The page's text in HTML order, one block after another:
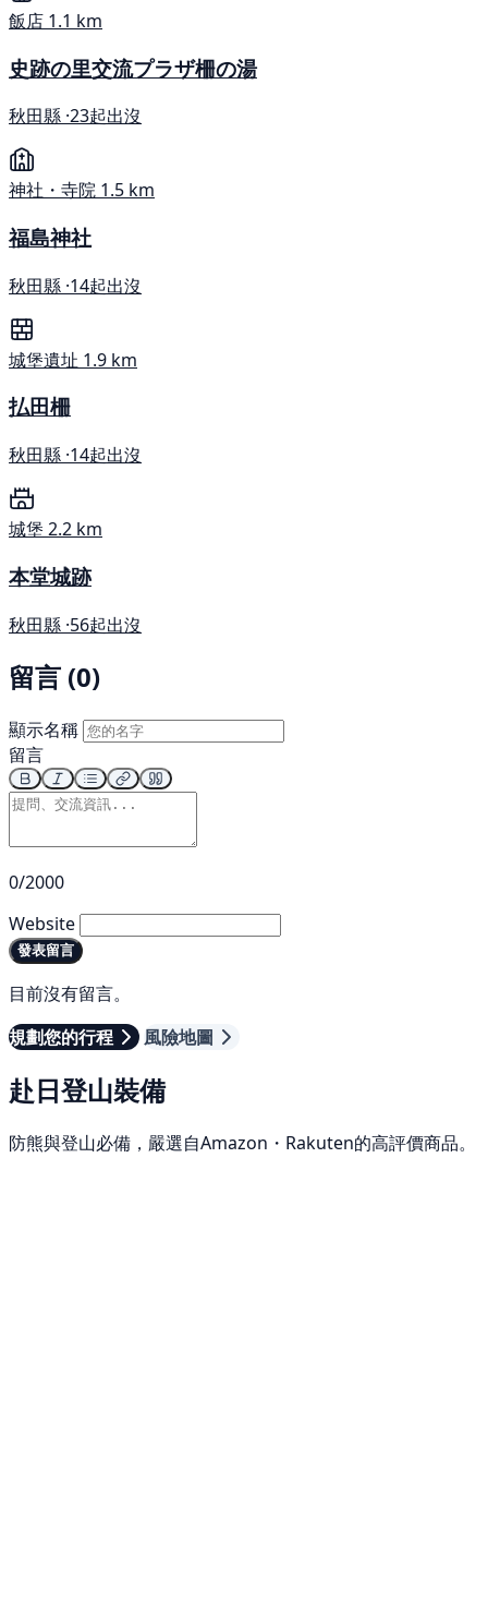
飯店 1.1 km
史跡の里交流プラザ柵の湯
秋田縣 ·23起出沒
神社・寺院 1.5 km
福島神社
秋田縣 ·14起出沒
城堡遺址 1.9 km
払田柵
秋田縣 ·14起出沒
城堡 2.2 km
本堂城跡
秋田縣 ·56起出沒
留言 (0)
顯示名稱
留言
0/2000
Website
發表留言
目前沒有留言。
規劃您的行程
風險地圖
赴日登山裝備
防熊與登山必備，嚴選自Amazon・Rakuten的高評價商品。